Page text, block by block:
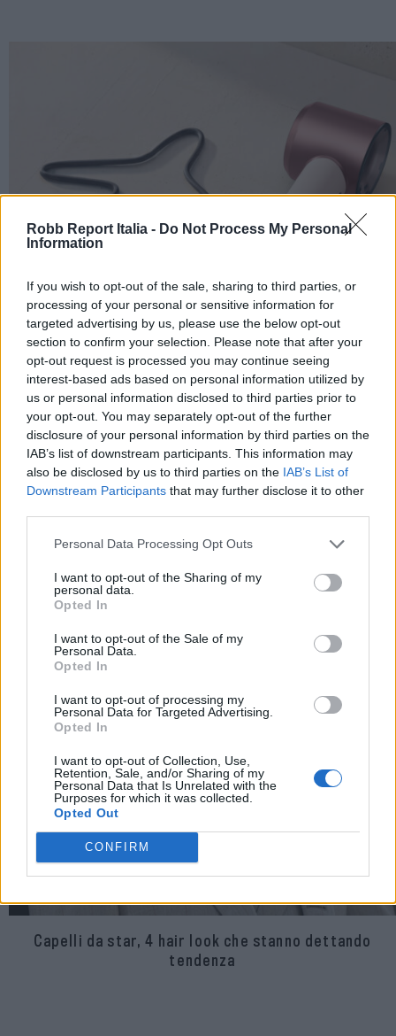
Robb Report Italia - Do Not Process My Personal
Information
If you wish to opt-out of the sale, sharing to third parties, or
processing of your personal or sensitive information for
targeted advertising by us, please use the below opt-out
section to confirm your selection. Please note that after your
opt-out request is processed you may continue seeing
interest-based ads based on personal information utilized by
us or personal information disclosed to third parties prior to
your opt-out. You may separately opt-out of the further
disclosure of your personal information by third parties on the
IAB’s list of downstream participants. This information may
also be disclosed by us to third parties on the IAB’s List of
Downstream Participants that may further disclose it to other
Personal Data Processing Opt Outs
I want to opt-out of the Sharing of my
personal data.
Opted In
I want to opt-out of the Sale of my
Personal Data.
Opted In
I want to opt-out of processing my
Personal Data for Targeted Advertising.
Opted In
I want to opt-out of Collection, Use,
Retention, Sale, and/or Sharing of my
Personal Data that Is Unrelated with the
Purposes for which it was collected.
Opted Out
CONFIRM
Beauty in cabina, 5 essenziali premium per viaggiare
leggeri
Capelli da star, 4 hair look che stanno dettando
tendenza